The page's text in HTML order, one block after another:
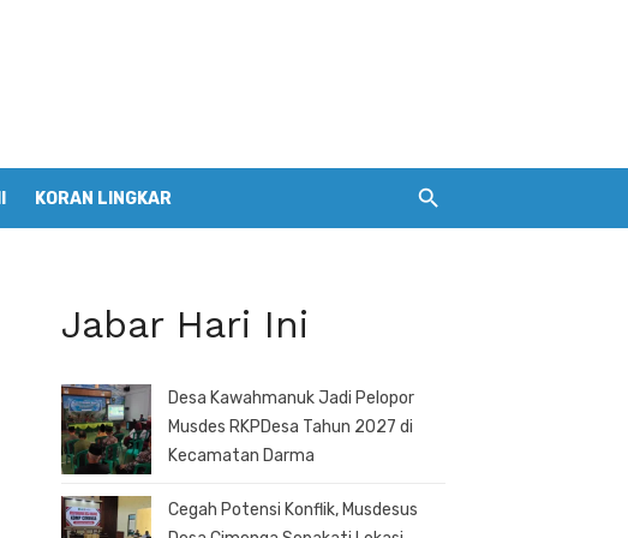
KORAN LINGKAR
Jabar Hari Ini
Desa Kawahmanuk Jadi Pelopor
Musdes RKPDesa Tahun 2027 di
Kecamatan Darma
Cegah Potensi Konflik, Musdesus